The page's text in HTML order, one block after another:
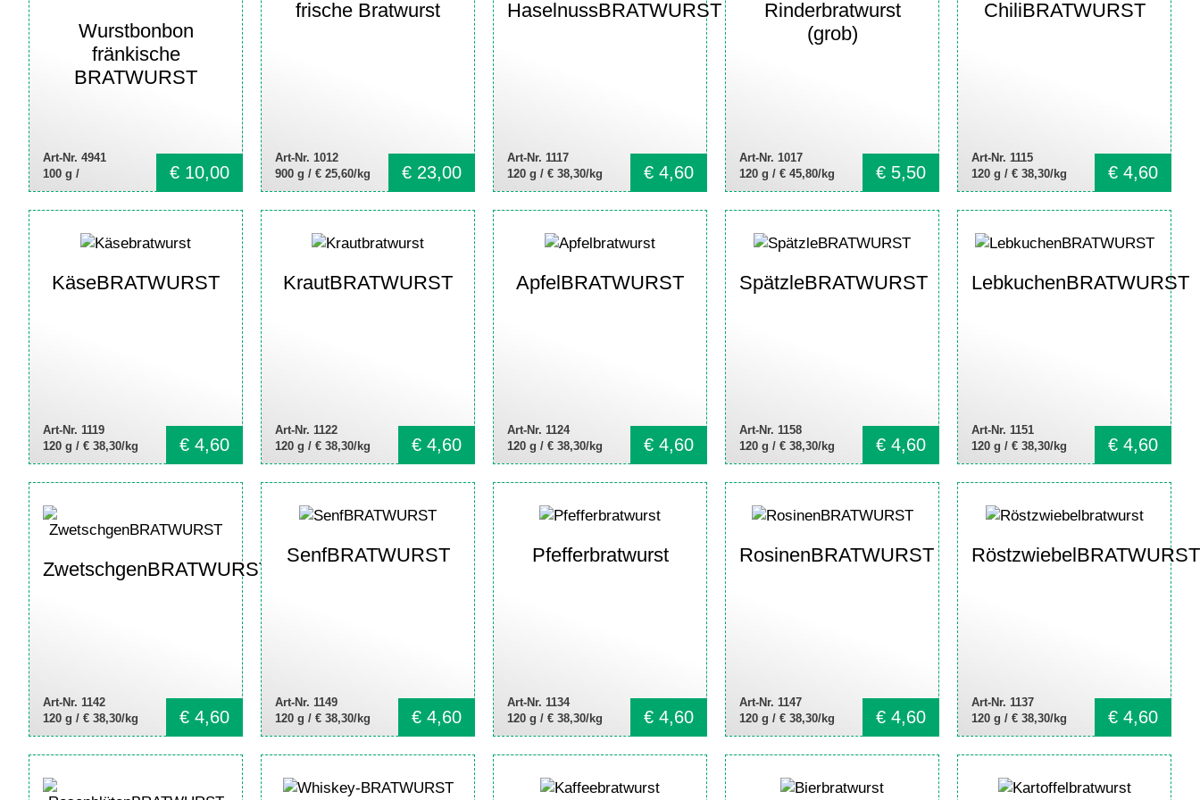
Wurstbonbon
fränkische
BRATWURST
Art-Nr. 4941
100 g /
€ 10,00
frische Bratwurst
Art-Nr. 1012
900 g / € 25,60/kg € 23,00
HaselnussBRATWURST
Art-Nr. 1117
120 g / € 38,30/kg € 4,60
Rinderbratwurst
(grob)
Art-Nr. 1017
120 g / € 45,80/kg € 5,50
ChiliBRATWURST
Art-Nr. 1115
120 g / € 38,30/kg € 4,60
KäseBRATWURST
Art-Nr. 1119
120 g / € 38,30/kg € 4,60
KrautBRATWURST
Art-Nr. 1122
120 g / € 38,30/kg € 4,60
ApfelBRATWURST
Art-Nr. 1124
120 g / € 38,30/kg € 4,60
SpätzleBRATWURST
Art-Nr. 1158
120 g / € 38,30/kg € 4,60
LebkuchenBRATWURST
Art-Nr. 1151
120 g / € 38,30/kg € 4,60
ZwetschgenBRATWURST
Art-Nr. 1142
120 g / € 38,30/kg € 4,60
SenfBRATWURST
Art-Nr. 1149
120 g / € 38,30/kg € 4,60
Pfefferbratwurst
Art-Nr. 1134
120 g / € 38,30/kg € 4,60
RosinenBRATWURST
Art-Nr. 1147
120 g / € 38,30/kg € 4,60
RöstzwiebelBRATWURST
Art-Nr. 1137
120 g / € 38,30/kg € 4,60